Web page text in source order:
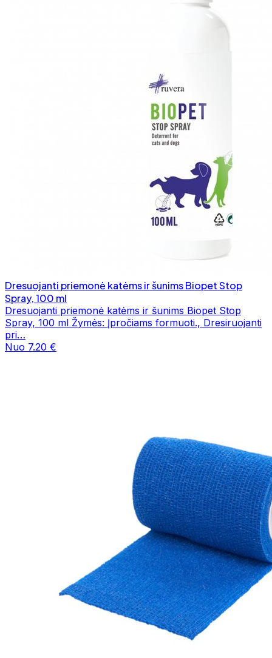
Dresuojanti priemonė katėms ir šunims Biopet Stop
Spray, 100 ml
Dresuojanti priemonė katėms ir šunims Biopet Stop
Spray, 100 ml Žymės: Įpročiams formuoti., Dresiruojanti
pri…
Nuo 7.20 €